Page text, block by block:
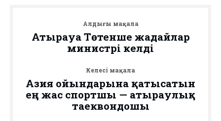
Алдыңғы мақала
Атырауға Төтенше жағдайлар
министрі келді
Келесі мақала
Азия ойындарына қатысатын
ең жас спортшы — атыраулық
таеквондошы